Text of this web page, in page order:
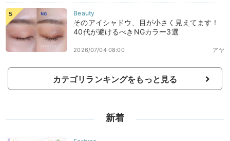
そのアイシャドウ、目が小さく見えてます！
40代が避けるべきNGカラー3選
アヤ
2026/07/04 08:00
カテゴリランキングをもっと見る
新着